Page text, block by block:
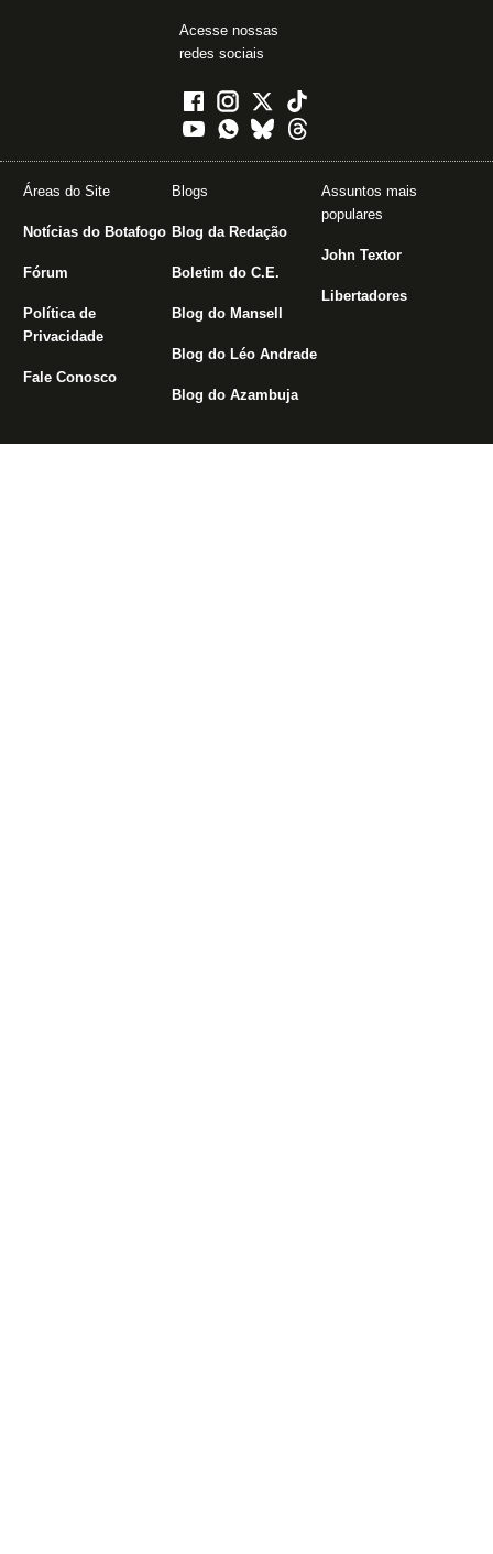
Acesse nossas
redes sociais
Áreas do Site
Notícias do Botafogo
Fórum
Política de
Privacidade
Fale Conosco
Blogs
Blog da Redação
Boletim do C.E.
Blog do Mansell
Blog do Léo Andrade
Blog do Azambuja
Assuntos mais
populares
John Textor
Libertadores